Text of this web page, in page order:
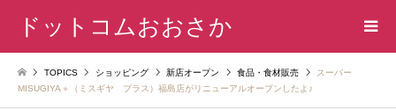
ドットコムおおさか
TOPICS ショッピング 新店オープン 食品・食材販売
スーパー
MISUGIYA＋（ミスギヤ プラス）福島店がリニューアルオープンしたよ♪